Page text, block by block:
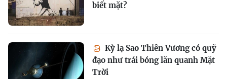
biết mặt?
Kỳ lạ Sao Thiên Vương có quỹ
đạo như trái bóng lăn quanh Mặt
Trời